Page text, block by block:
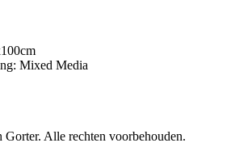
Mixed Media
Alle rechten voorbehouden.